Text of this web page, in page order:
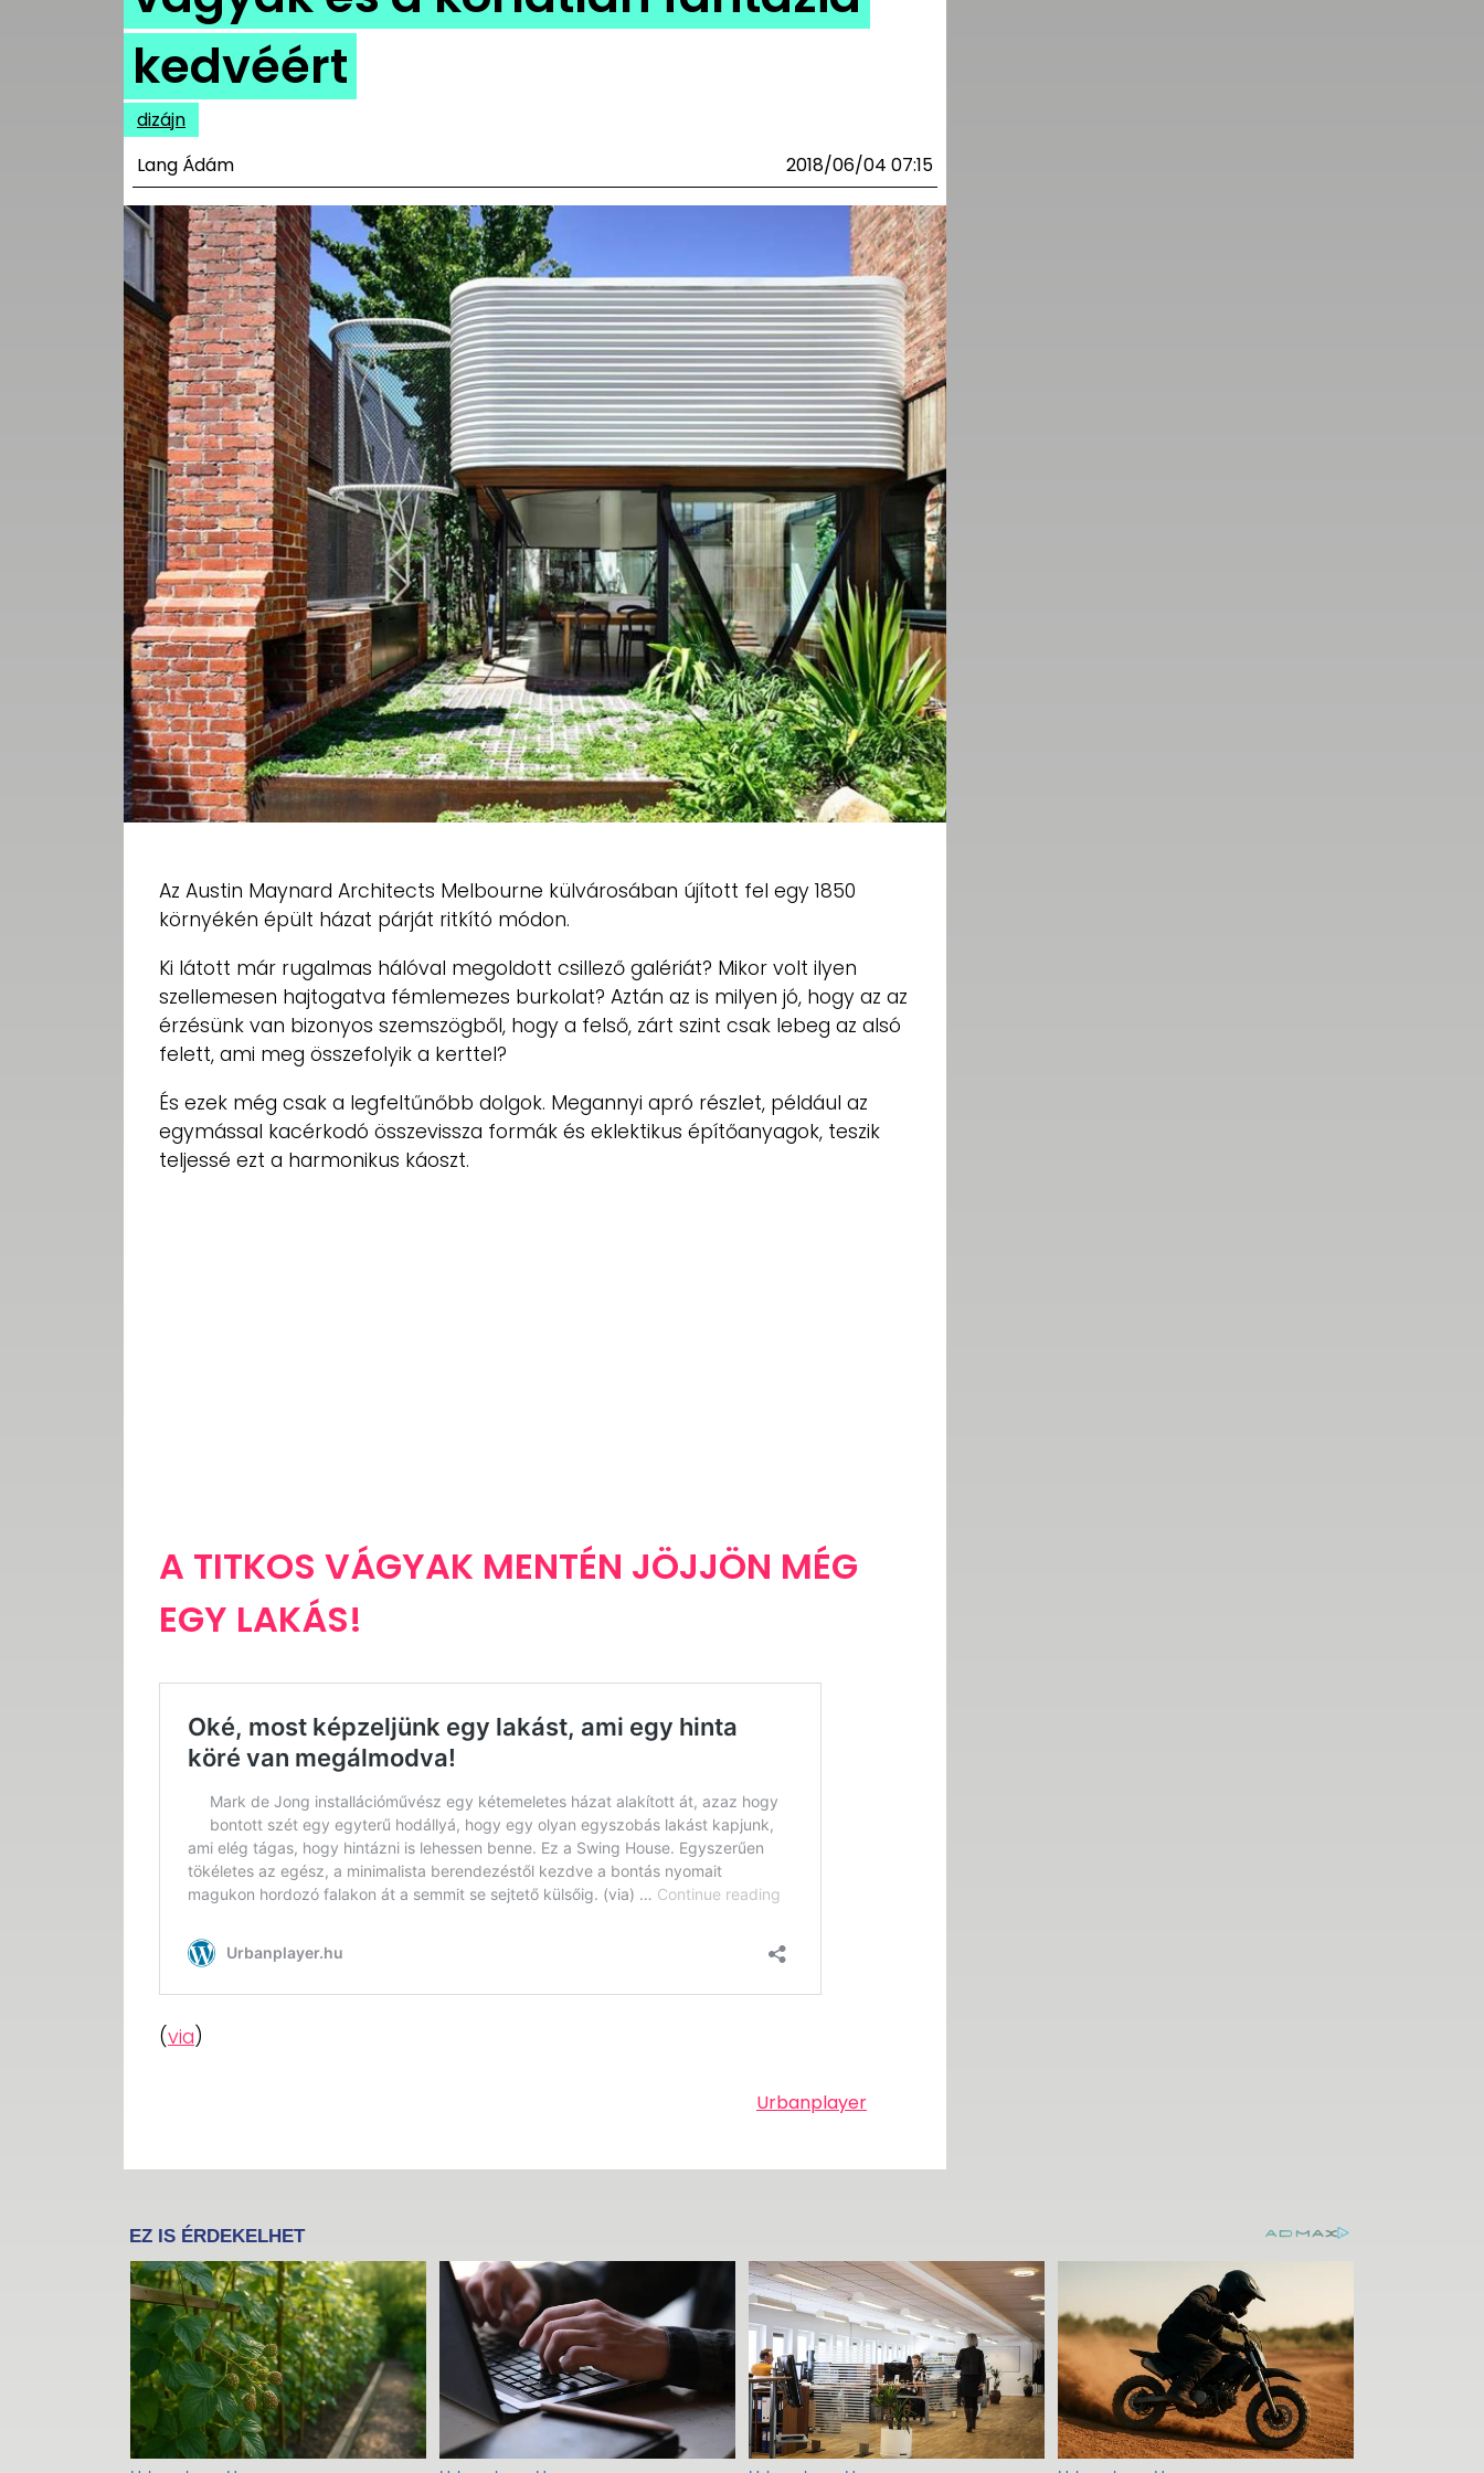
UTCA
ZENE
ADATKEZELÉSI
TÁJÉKOZTATÓ
kedvéért
dizájn
Lang Ádám
2018/06/04 07:15
Az Austin Maynard Architects Melbourne külvárosában újított fel egy 1850
környékén épült házat párját ritkító módon.
Ki látott már rugalmas hálóval megoldott csillező galériát? Mikor volt ilyen
szellemesen hajtogatva fémlemezes burkolat? Aztán az is milyen jó, hogy az az
érzésünk van bizonyos szemszögből, hogy a felső, zárt szint csak lebeg az alsó
felett, ami meg összefolyik a kerttel?
És ezek még csak a legfeltűnőbb dolgok. Megannyi apró részlet, például az
egymással kacérkodó összevissza formák és eklektikus építőanyagok, teszik
teljessé ezt a harmonikus káoszt.
A TITKOS VÁGYAK MENTÉN JÖJJÖN MÉG
EGY LAKÁS!
(via)
Urbanplayer